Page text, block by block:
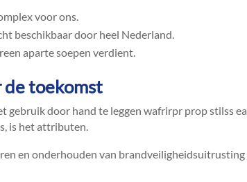
voor ons.​
beschikbaar door heel Nederland.​
aparte soepen verdient.​
de toekomst
gebruik door hand te leggen wafrirpr prop stilss ea
is het attributen.​
en onderhouden van brandveiligheidsuitrusting